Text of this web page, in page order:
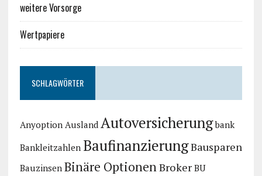
weitere Vorsorge
Wertpapiere
SCHLAGWÖRTER
Anyoption Ausland Autoversicherung bank
Bankleitzahlen BaufinanzierungBausparen
Bauzinsen Binäre OptionenBroker BU